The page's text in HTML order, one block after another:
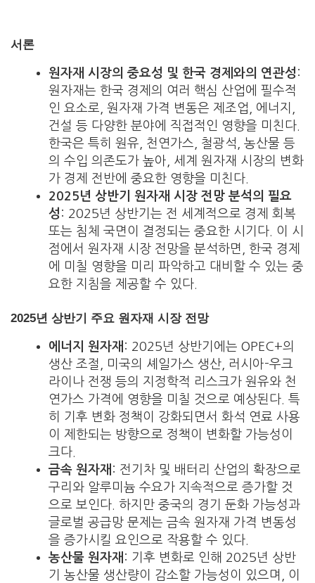
서론
원자재 시장의 중요성 및 한국 경제와의 연관성 :
원자재는 한국 경제의 여러 핵심 산업에 필수적
인 요소로, 원자재 가격 변동은 제조업, 에너지,
건설 등 다양한 분야에 직접적인 영향을 미친다.
한국은 특히 원유, 천연가스, 철광석, 농산물 등
의 수입 의존도가 높아, 세계 원자재 시장의 변화
가 경제 전반에 중요한 영향을 미친다.
2025년 상반기 원자재 시장 전망 분석의 필요
성 : 2025년 상반기는 전 세계적으로 경제 회복
또는 침체 국면이 결정되는 중요한 시기다. 이 시
점에서 원자재 시장 전망을 분석하면, 한국 경제
에 미칠 영향을 미리 파악하고 대비할 수 있는 중
요한 지침을 제공할 수 있다.
2025년 상반기 주요 원자재 시장 전망
에너지 원자재 : 2025년 상반기에는 OPEC+의
생산 조절, 미국의 셰일가스 생산, 러시아-우크
라이나 전쟁 등의 지정학적 리스크가 원유와 천
연가스 가격에 영향을 미칠 것으로 예상된다. 특
히 기후 변화 정책이 강화되면서 화석 연료 사용
이 제한되는 방향으로 정책이 변화할 가능성이
크다.
금속 원자재 : 전기차 및 배터리 산업의 확장으로
구리와 알루미늄 수요가 지속적으로 증가할 것
으로 보인다. 하지만 중국의 경기 둔화 가능성과
글로벌 공급망 문제는 금속 원자재 가격 변동성
을 증가시킬 요인으로 작용할 수 있다.
농산물 원자재 : 기후 변화로 인해 2025년 상반
기 농산물 생산량이 감소할 가능성이 있으며, 이